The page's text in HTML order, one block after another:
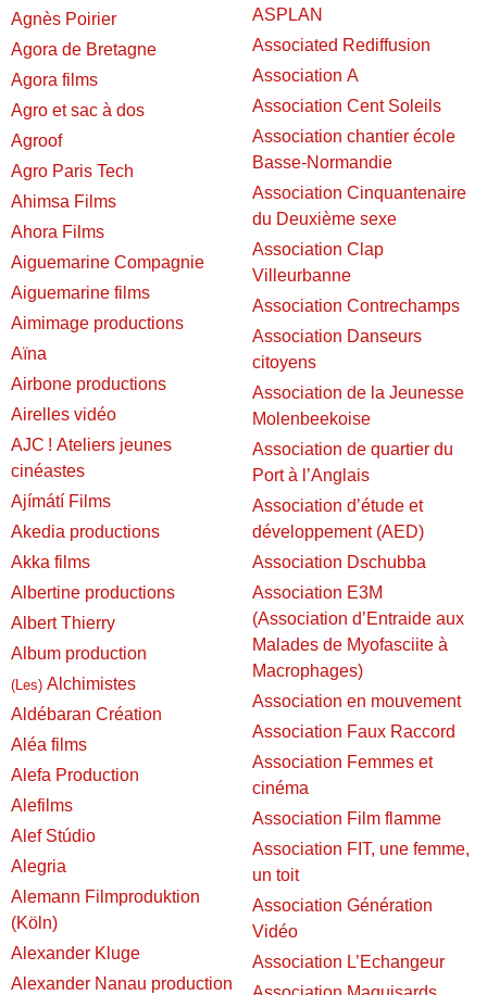
Agnès Poirier
Agora de Bretagne
Agora films
Agro et sac à dos
Agroof
Agro Paris Tech
Ahimsa Films
Ahora Films
Aiguemarine Compagnie
Aiguemarine films
Aimimage productions
Aïna
Airbone productions
Airelles vidéo
AJC ! Ateliers jeunes
cinéastes
Ajímátí Films
Akedia productions
Akka films
Albertine productions
Albert Thierry
Album production
(Les) Alchimistes
Aldébaran Création
Aléa films
Alefa Production
Alefilms
Alef Stúdio
Alegria
Alemann Filmproduktion
(Köln)
Alexander Kluge
Alexander Nanau production
ASPLAN
Associated Rediffusion
Association A
Association Cent Soleils
Association chantier école
Basse-Normandie
Association Cinquantenaire
du Deuxième sexe
Association Clap
Villeurbanne
Association Contrechamps
Association Danseurs
citoyens
Association de la Jeunesse
Molenbeekoise
Association de quartier du
Port à l’Anglais
Association d’étude et
développement (AED)
Association Dschubba
Association E3M
(Association d’Entraide aux
Malades de Myofasciite à
Macrophages)
Association en mouvement
Association Faux Raccord
Association Femmes et
cinéma
Association Film flamme
Association FIT, une femme,
un toit
Association Génération
Vidéo
Association L’Echangeur